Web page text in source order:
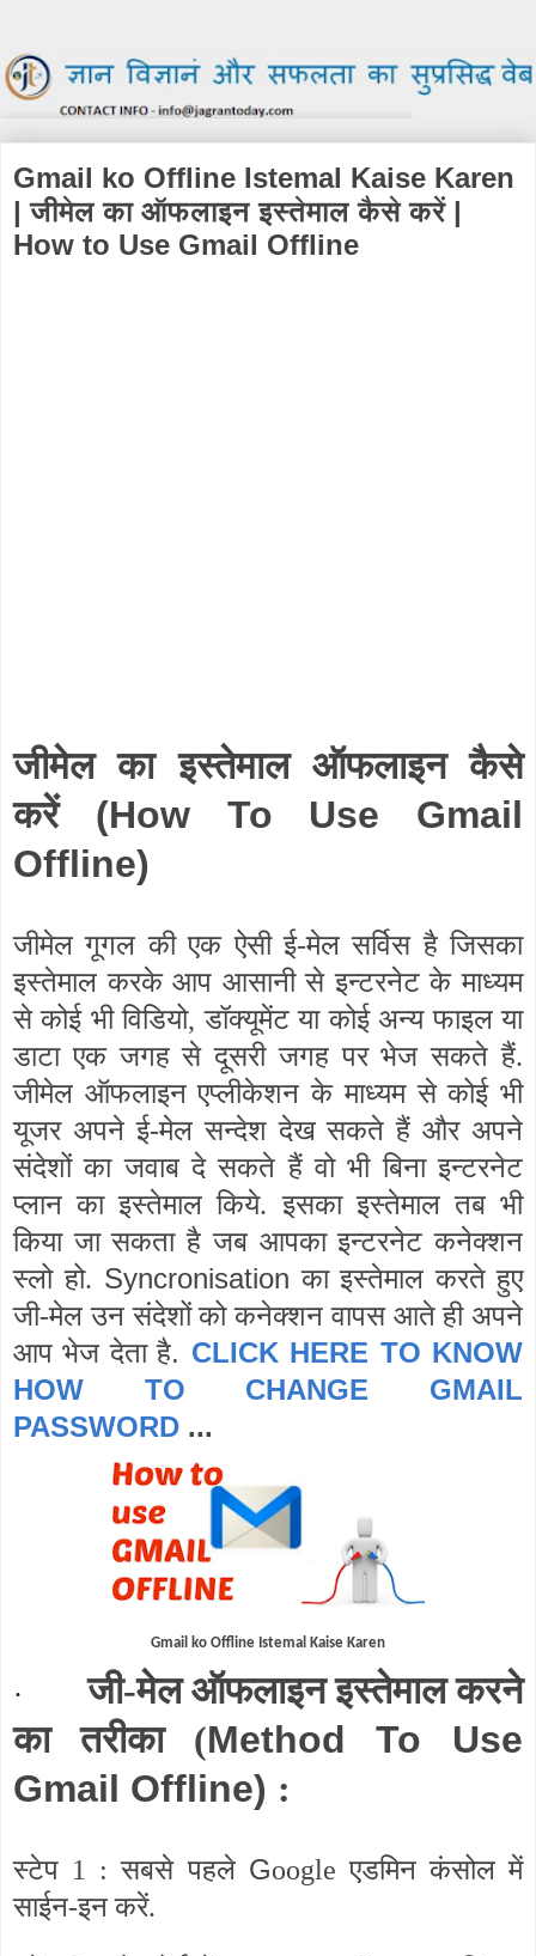
Gmail ko Offline Istemal Kaise Karen
| जीमेल का ऑफलाइन इस्तेमाल कैसे करें |
How to Use Gmail Offline
जीमेल का इस्तेमाल ऑफलाइन कैसे
करें(How To Use Gmail
Offline)
जीमेल गूगल की एक ऐसी ई-मेल सर्विस है जिसका
इस्तेमाल करके आप आसानी से इन्टरनेट के माध्यम
से कोई भी विडियो, डॉक्यूमेंट या कोई अन्य फाइल या
डाटा एक जगह से दूसरी जगह पर भेज सकते हैं.
जीमेल ऑफलाइन एप्लीकेशन के माध्यम से कोई भी
यूजर अपने ई-मेल सन्देश देख सकते हैं और अपने
संदेशों का जवाब दे सकते हैं वो भी बिना इन्टरनेट
प्लान का इस्तेमाल किये. इसका इस्तेमाल तब भी
किया जा सकता है जब आपका इन्टरनेट कनेक्शन
स्लो हो. Syncronisation का इस्तेमाल करते हुए
जी-मेल उन संदेशों को कनेक्शन वापस आते ही अपने
आप भेज देता है. CLICK HERE TO KNOW
HOW TO CHANGE GMAIL
PASSWORD ...
Gmail ko Offline Istemal Kaise Karen
·
जी-मेल ऑफलाइन इस्तेमाल करने
का तरीका (Method To Use
Gmail Offline) :
स्टेप 1 : सबसे पहले Google एडमिन कंसोल में
साईन-इन करें.